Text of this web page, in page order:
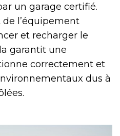
un garage certifié.
de l’équipement
et recharger le
garantit une
correctement et
dus à